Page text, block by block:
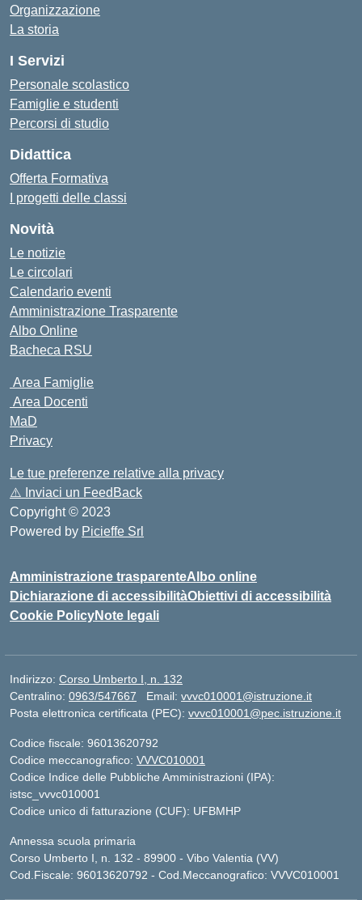
Organizzazione
La storia
I Servizi
Personale scolastico
Famiglie e studenti
Percorsi di studio
Didattica
Offerta Formativa
I progetti delle classi
Novità
Le notizie
Le circolari
Calendario eventi
Amministrazione Trasparente
Albo Online
Bacheca RSU
Area Famiglie
Area Docenti
MaD
Privacy
Le tue preferenze relative alla privacy
⚠️ Inviaci un FeedBack
Copyright © 2023
Powered by Picieffe Srl
Amministrazione trasparenteAlbo online
Dichiarazione di accessibilitàObiettivi di accessibilità
Cookie PolicyNote legali
Indirizzo: Corso Umberto I, n. 132
Centralino: 0963/547667 Email: vvvc010001@istruzione.it
Posta elettronica certificata (PEC): vvvc010001@pec.istruzione.it
Codice fiscale: 96013620792
Codice meccanografico: VVVC010001
Codice Indice delle Pubbliche Amministrazioni (IPA):
istsc_vvvc010001
Codice unico di fatturazione (CUF): UFBMHP
Annessa scuola primaria
Corso Umberto I, n. 132 - 89900 - Vibo Valentia (VV)
Cod.Fiscale: 96013620792 - Cod.Meccanografico: VVVC010001